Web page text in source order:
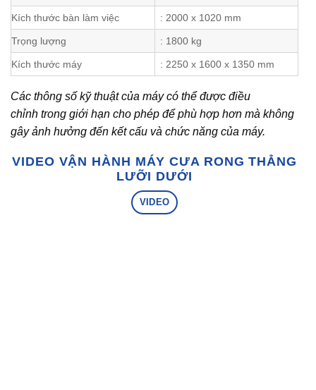
Kích thước bàn làm việc : 2000 x 1020 mm
Trọng lượng : 1800 kg
Kích thước máy : 2250 x 1600 x 1350 mm
Các thông số kỹ thuật của máy có thể được điều
chỉnh trong giới hạn cho phép để phù hợp hơn mà không
gây ảnh hưởng đến kết cấu và chức năng của máy.
VIDEO VẬN HÀNH MÁY CƯA RONG THẲNG
LƯỠI DƯỚI
VIDEO